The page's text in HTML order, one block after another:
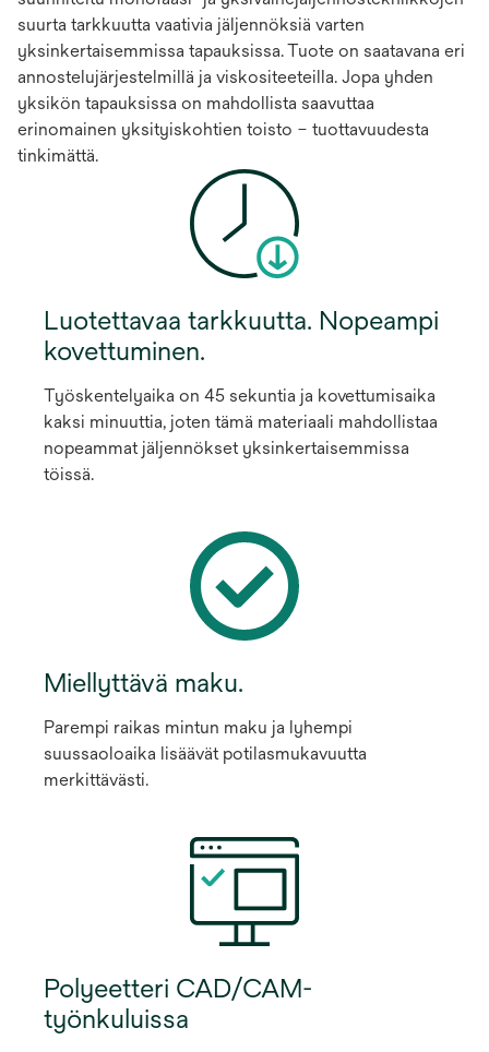
suurta tarkkuutta vaativia jäljennöksiä varten
yksinkertaisemmissa tapauksissa. Tuote on saatavana eri
annostelujärjestelmillä ja viskositeeteilla. Jopa yhden
yksikön tapauksissa on mahdollista saavuttaa
erinomainen yksityiskohtien toisto – tuottavuudesta
tinkimättä.
Luotettavaa tarkkuutta. Nopeampi
kovettuminen.
Työskentelyaika on 45 sekuntia ja kovettumisaika
kaksi minuuttia, joten tämä materiaali mahdollistaa
nopeammat jäljennökset yksinkertaisemmissa
töissä.
Miellyttävä maku.
Parempi raikas mintun maku ja lyhempi
suussaoloaika lisäävät potilasmukavuutta
merkittävästi.
Polyeetteri CAD/CAM-
työnkuluissa